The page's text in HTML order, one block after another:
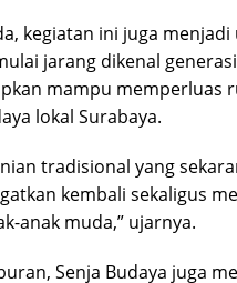
kegiatan ini juga
jarang dikenal
mampu memperluas
lokal Surabaya.
tradisional yang
kembali sekaligus
anak muda,” ujarnya.
Senja Budaya juga